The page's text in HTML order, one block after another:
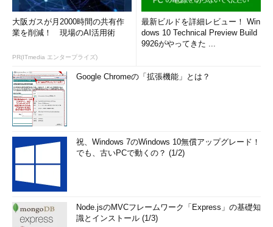
大阪ガスが月2000時間の共有作
業を削減！ 現場のAI活用術
PR(ITmedia エンタープライズ)
最新ビルドを詳細レビュー！ Win
dows 10 Technical Preview Build
9926がやってきた ...
Google Chromeの「拡張機能」とは？
祝、Windows 7のWindows 10無償アップグレード！
でも、古いPCで動くの？ (1/2)
Node.jsのMVCフレームワーク「Express」の基礎知
識とインストール (1/3)